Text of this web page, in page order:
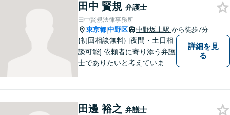
依頼者様の目線に立ち早期問
題解決に取り組みます。お気
軽にご相談ください【完全個
室】
田中 賢規 弁護士
田中賢規法律事務所
東京都|中野区 中野坂上駅 から徒歩7分
{初回相談無料} [夜間・土日相
談可能] 依頼者に寄り添う弁護
士でありたいと考えていま
詳細を見
る
田邊 裕之 弁護士